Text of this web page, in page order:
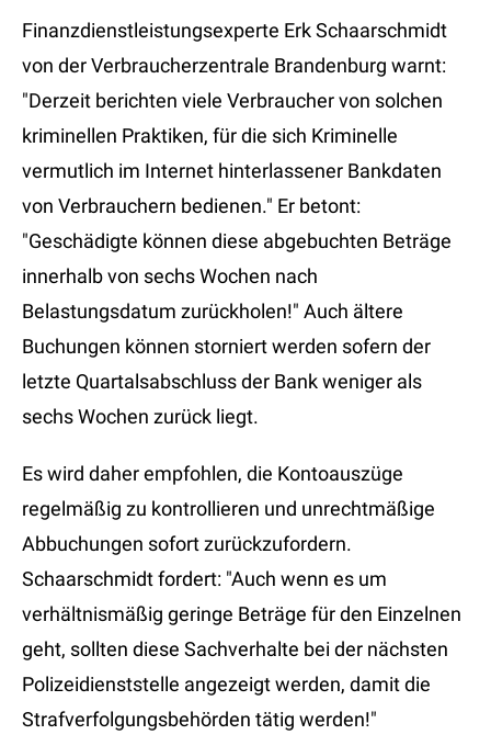
Finanzdienstleistungsexperte Erk Schaarschmidt
von der Verbraucherzentrale Brandenburg warnt:
"Derzeit berichten viele Verbraucher von solchen
kriminellen Praktiken, für die sich Kriminelle
vermutlich im Internet hinterlassener Bankdaten
von Verbrauchern bedienen." Er betont:
"Geschädigte können diese abgebuchten Beträge
innerhalb von sechs Wochen nach
Belastungsdatum zurückholen!" Auch ältere
Buchungen können storniert werden sofern der
letzte Quartalsabschluss der Bank weniger als
sechs Wochen zurück liegt.
Es wird daher empfohlen, die Kontoauszüge
regelmäßig zu kontrollieren und unrechtmäßige
Abbuchungen sofort zurückzufordern.
Schaarschmidt fordert: "Auch wenn es um
verhältnismäßig geringe Beträge für den Einzelnen
geht, sollten diese Sachverhalte bei der nächsten
Polizeidienststelle angezeigt werden, damit die
Strafverfolgungsbehörden tätig werden!"